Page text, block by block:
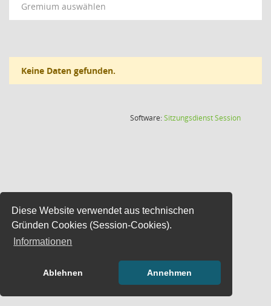
Diese Website verwendet aus technischen
Gründen Cookies (Session-Cookies).
Informationen
Ablehnen Annehmen
Gremium auswählen
Keine Daten gefunden.
Software:SitzungsdienstSession(Wird in